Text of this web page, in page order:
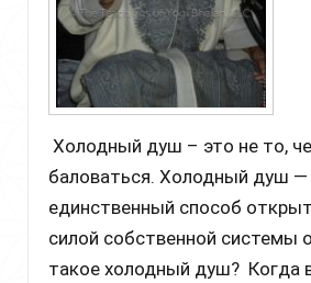
Холодный душ – это не то,
баловаться. Холодный душ —
единственный способ
силой собственной системы
такое холодный душ? Когда